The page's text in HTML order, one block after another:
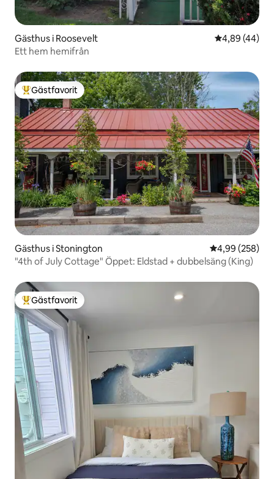
Gästhus i Roosevelt 4,89 av 5 i
4,89 (44)
Ett hem hemifrån
Populär gästfavorit
Gästfavorit
Gästhus i Stonington 4,99 av 5 i
4,99 (258)
"4th of July Cottage" Öppet: Eldstad + dubbelsäng (King)
Populär gästfavorit
Gästfavorit